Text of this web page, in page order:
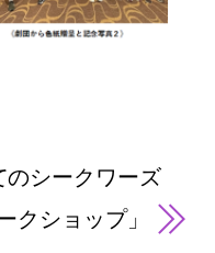
シークワーズ
クショップ」